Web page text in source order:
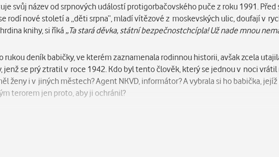
svůj název od srpnových událostí protigorbačovského puče z roku 1991. Před
rodí nové století a „děti srpna“, mladí vítězové z moskevských ulic, doufají v
knihy, si říká „Ta stará děvka, státní bezpečnostchcípla! Už nade mnou
rukou deník babičky, ve kterém zaznamenala rodinnou historii, avšak zcela
jenž se prý ztratil v roce 1942. Kdo byl tento člověk, který se jednou v noci
ženy i v jiných městech? Agent NKVD, informátor? A vybrala si ho babička,
terorem jen proto, aby ji ochránil?
stopách ztraceného předka a rozmotávat spletité klubko rodinných vztahů i